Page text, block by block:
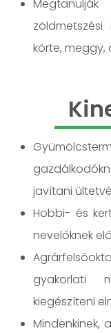
körte, meggy,
javítani
Hobbi- és
nevelőknek
gyakorlati
kiegészíteni
Mindenkinek,